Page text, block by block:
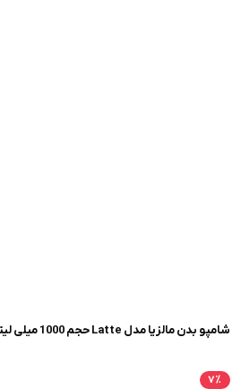
شامپو بدن مالزیا مدل Latte حجم 1000 میلی لیتر
۷٪